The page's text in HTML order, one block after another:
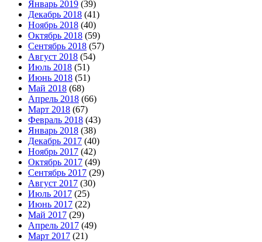
Январь 2019 (39)
Декабрь 2018 (41)
Ноябрь 2018 (40)
Октябрь 2018 (59)
Сентябрь 2018 (57)
Август 2018 (54)
Июль 2018 (51)
Июнь 2018 (51)
Май 2018 (68)
Апрель 2018 (66)
Март 2018 (67)
Февраль 2018 (43)
Январь 2018 (38)
Декабрь 2017 (40)
Ноябрь 2017 (42)
Октябрь 2017 (49)
Сентябрь 2017 (29)
Август 2017 (30)
Июль 2017 (25)
Июнь 2017 (22)
Май 2017 (29)
Апрель 2017 (49)
Март 2017 (21)